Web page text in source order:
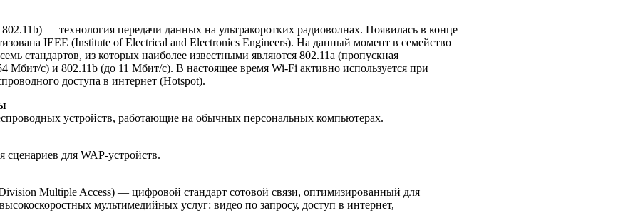
— технология передачи данных на ультракоротких радиоволнах. Появилась в конце
IEEE (Institute of Electrical and Electronics Engineers). На данный момент в семейство
стандартов, из которых наиболее известными являются 802.11а (пропускная
Мбит/с) и 802.11b (до 11 Мбит/с). В настоящее время Wi-Fi активно используется при
доступа в интернет (Hotspot).
устройств, работающие на обычных персональных компьютерах.
для WAP-устройств.
Multiple Access) — цифровой стандарт сотовой связи, оптимизированный для
мультимедийных услуг: видео по запросу, доступ в интернет,